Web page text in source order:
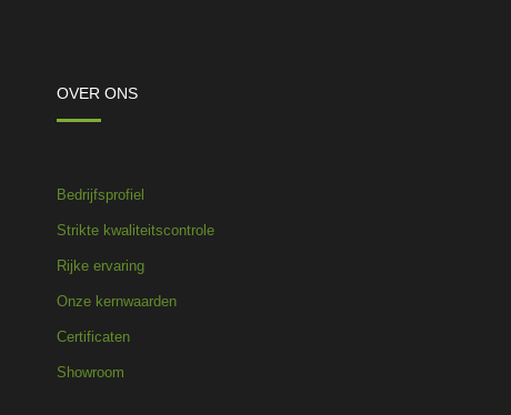
OVER ONS
Bedrijfsprofiel
Strikte kwaliteitscontrole
Rijke ervaring
Onze kernwaarden
Certificaten
Showroom